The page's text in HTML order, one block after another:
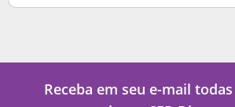
Receba em seu e-mail